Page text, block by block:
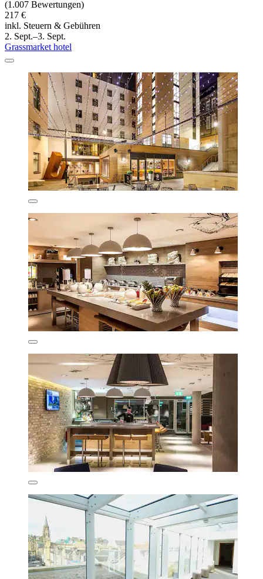
(1.007 Bewertungen)
217 €
inkl. Steuern & Gebühren
2. Sept.–3. Sept.
Grassmarket hotel